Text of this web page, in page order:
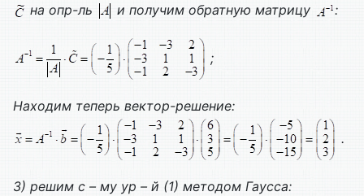
на опр-ль
и получим обратную матрицу :
;
Находим теперь вектор-решение:
.
3) решим с – му ур – й (1) методом Гаусса: